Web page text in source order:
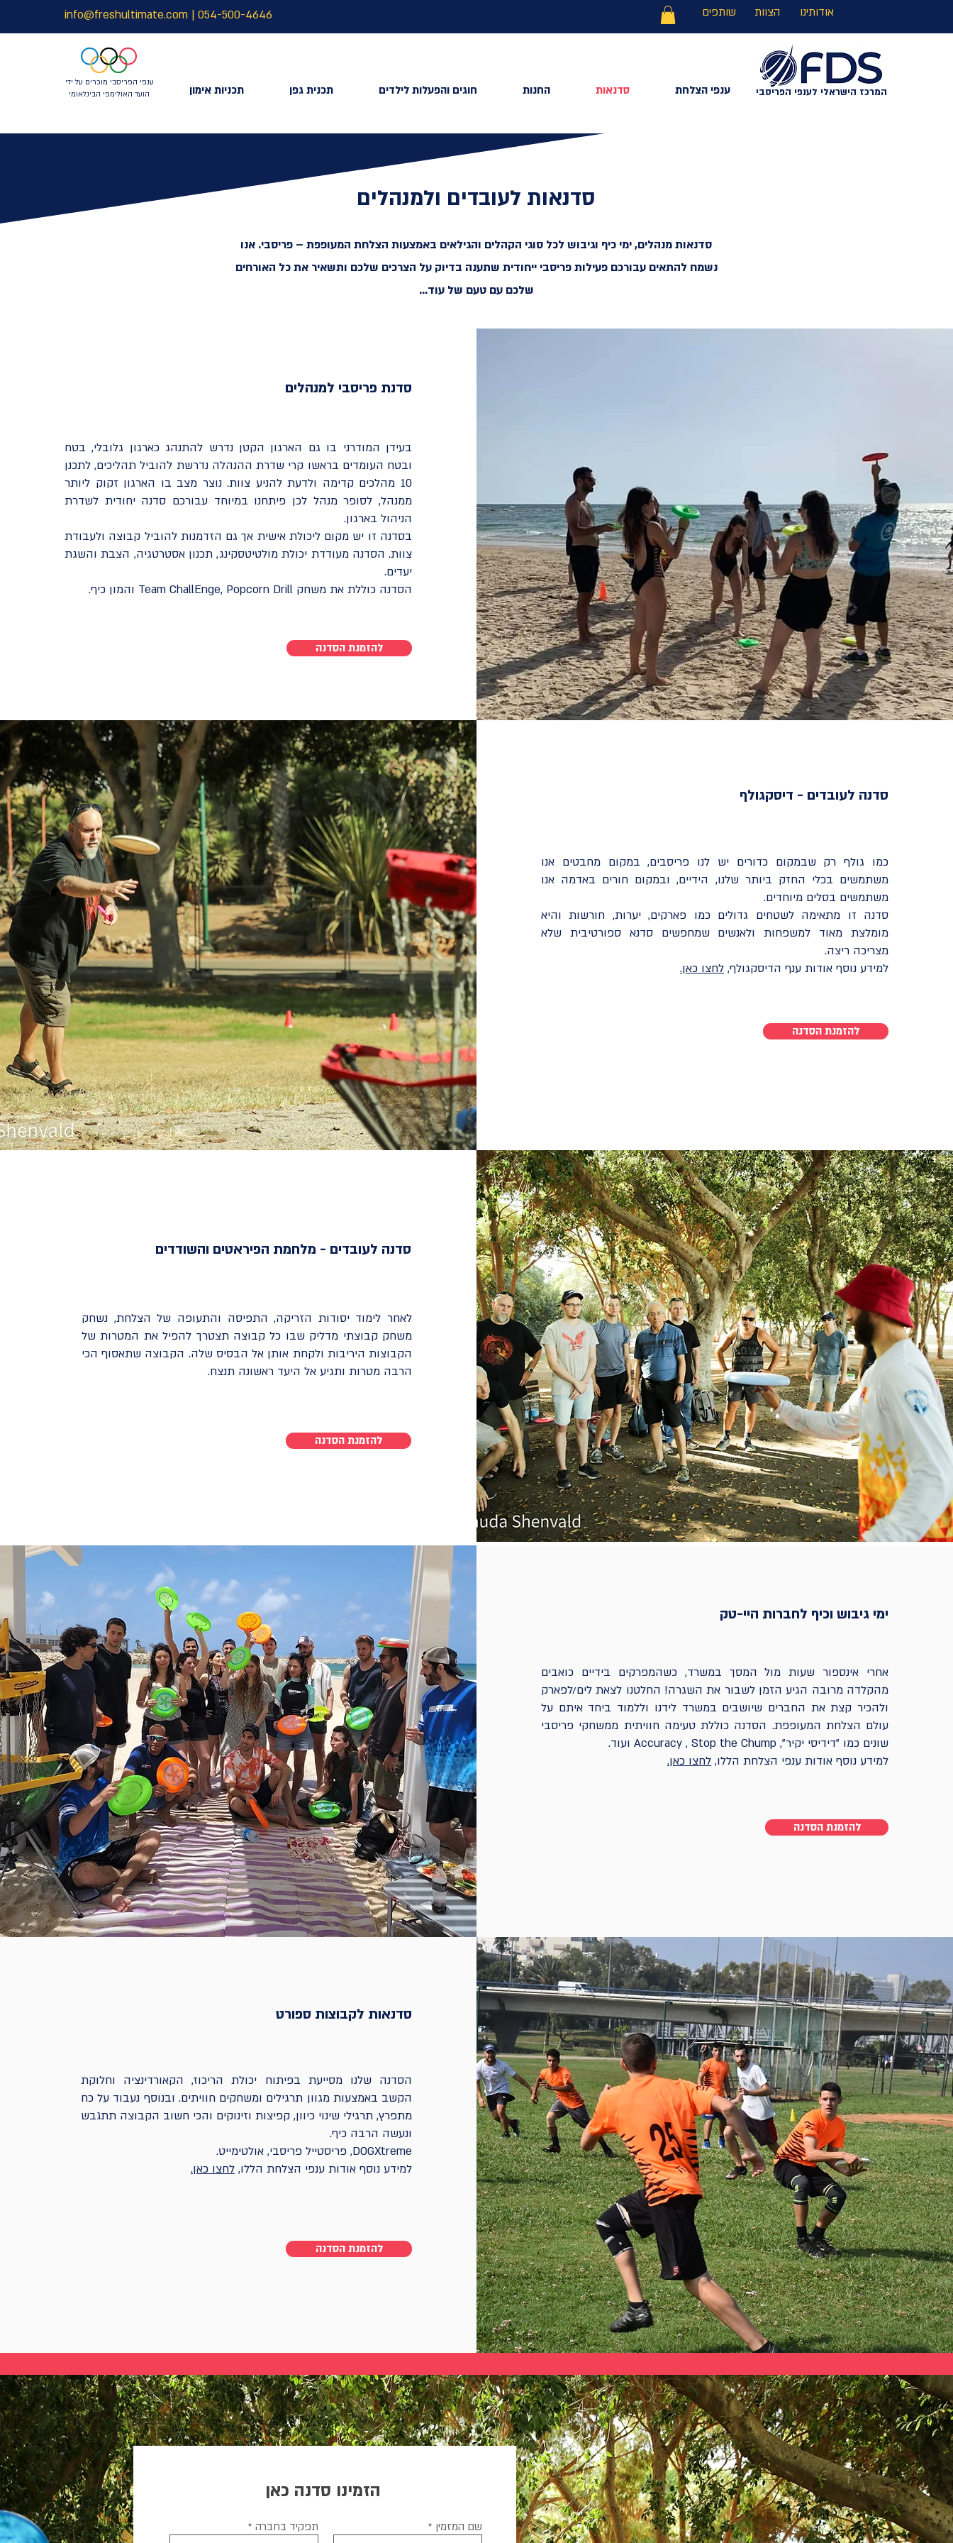
info@freshultimate.com | 054-500-4646 שותפים הצוות אודותינו
ענפי הפריסבי מוכרים על ידי
הועד האולימפי הבינלאומי
המרכז הישראלי לענפי הפריסבי ענפי הצלחת סדנאות החנות חוגים והפעלות לילדים תכנית גפן תכניות אימון
סדנאות לעובדים ולמנהלים
סדנאות מנהלים, ימי כיף וגיבוש לכל סוגי הקהלים והגילאים באמצעות הצלחת המעופפת – פריסבי. אנו
נשמח להתאים עבורכם פעילות פריסבי ייחודית שתענה בדיוק על הצרכים שלכם ותשאיר את כל האורחים
שלכם עם טעם של עוד...
סדנת פריסבי למנהלים
בעידן המודרני בו גם הארגון הקטן נדרש להתנהג כארגון גלובלי, בטח
ובטח העומדים בראשו קרי שדרת ההנהלה נדרשת להוביל תהליכים, לתכנן
10 מהלכים קדימה ולדעת להניע צוות. נוצר מצב בו הארגון זקוק ליותר
ממנהל, לסופר מנהל לכן פיתחנו במיוחד עבורכם סדנה יחודית לשדרת
הניהול בארגון.
בסדנה זו יש מקום ליכולת אישית אך גם הזדמנות להוביל קבוצה ולעבודת
צוות. הסדנה מעודדת יכולת מולטיטסקינג, תכנון אסטרטגיה, הצבת והשגת
יעדים.
הסדנה כוללת את משחק Team ChallEnge, Popcorn Drill והמון כיף.
להזמנת הסדנה
סדנה לעובדים - דיסקגולף
כמו גולף רק שבמקום כדורים יש לנו פריסבים, במקום מחבטים אנו
משתמשים בכלי החזק ביותר שלנו, הידיים, ובמקום חורים באדמה אנו
משתמשים בסלים מיוחדים.
סדנה זו מתאימה לשטחים גדולים כמו פארקים, יערות, חורשות והיא
מומלצת מאוד למשפחות ולאנשים שמחפשים סדנא ספורטיבית שלא
מצריכה ריצה.
למידע נוסף אודות ענף הדיסקגולף, לחצו כאן.
להזמנת הסדנה
סדנה לעובדים - מלחמת הפיראטים והשודדים
לאחר לימוד יסודות הזריקה, התפיסה והתעופה של הצלחת, נשחק
משחק קבוצתי מדליק שבו כל קבוצה תצטרך להפיל את המטרות של
הקבוצות היריבות ולקחת אותן אל הבסיס שלה. הקבוצה שתאסוף הכי
הרבה מטרות ותגיע אל היעד ראשונה תנצח.
להזמנת הסדנה
ימי גיבוש וכיף לחברות היי-טק
אחרי אינספור שעות מול המסך במשרד, כשהמפרקים בידיים כואבים
מהקלדה מרובה הגיע הזמן לשבור את השגרה! החלטנו לצאת לים/לפארק
ולהכיר קצת את החברים שיושבים במשרד לידנו וללמוד ביחד איתם על
עולם הצלחת המעופפת. הסדנה כוללת טעימה חוויתית ממשחקי פריסבי
שונים כמו "דידיסי יקיר", Accuracy , Stop the Chump ועוד.
למידע נוסף אודות ענפי הצלחת הללו, לחצו כאן.
להזמנת הסדנה
סדנאות לקבוצות ספורט
הסדנה שלנו מסייעת בפיתוח יכולת הריכוז, הקאורדינציה וחלוקת
הקשב באמצעות מגוון תרגילים ומשחקים חוויתים. ובנוסף נעבוד על כח
מתפרץ, תרגילי שינוי כיוון, קפיצות וזינוקים והכי חשוב הקבוצה תתגבש
ונעשה הרבה כיף.
DOGXtreme, פריסטייל פריסבי, אולטימייט.
למידע נוסף אודות ענפי הצלחת הללו, לחצו כאן.
להזמנת הסדנה
הזמינו סדנה כאן
תפקיד בחברה שם המזמין